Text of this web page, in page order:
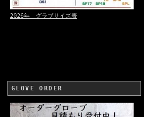
2026年 グラブサイズ表
GLOVE ORDER